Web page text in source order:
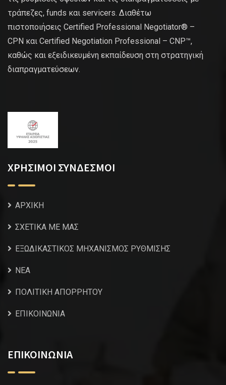
τράπεζες, funds και servicers. Διαθέτω
πιστοποιήσεις Certified Professional Negotiator® –
CPN και Certified Negotiation Professional – CNP™,
καθώς και εξειδικευμένη εκπαίδευση στη στρατηγική
διαπραγματεύσεων.
ΧΡΗΣΙΜΟΙ ΣΥΝΔΕΣΜΟΙ
ΑΡΧΙΚΗ
ΣΧΕΤΙΚΑ ΜΕ ΜΑΣ
ΕΞΩΔΙΚΑΣΤΙΚΟΣ ΜΗΧΑΝΙΣΜΟΣ ΡΥΘΜΙΣΗΣ
NEA
ΠΟΛΙΤΙΚΗ ΑΠΟΡΡΗΤΟΥ
ΕΠΙΚΟΙΝΩΝΙΑ
ΕΠΙΚΟΙΝΩΝΙΑ